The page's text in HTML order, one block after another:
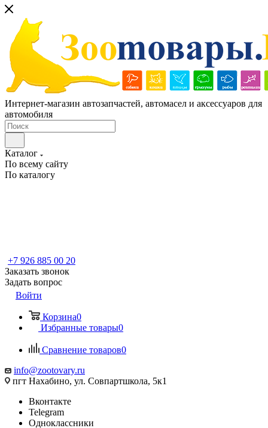
Интернет-магазин автозапчастей, автомасел и аксессуаров для
автомобиля
Каталог
По всему сайту
По каталогу
+7 926 885 00 20
Заказать звонок
Задать вопрос
Войти
Корзина0
Избранные товары0
Сравнение товаров0
info@zootovary.ru
пгт Нахабино, ул. Совпартшкола, 5к1
Вконтакте
Telegram
Одноклассники